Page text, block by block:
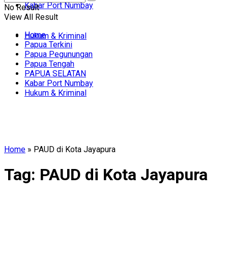
Kabar Port Numbay
Hukum & Kriminal
No Result
View All Result
Home
Papua Terkini
Papua Pegunungan
Papua Tengah
PAPUA SELATAN
Kabar Port Numbay
Hukum & Kriminal
Home » PAUD di Kota Jayapura
Tag: PAUD di Kota Jayapura